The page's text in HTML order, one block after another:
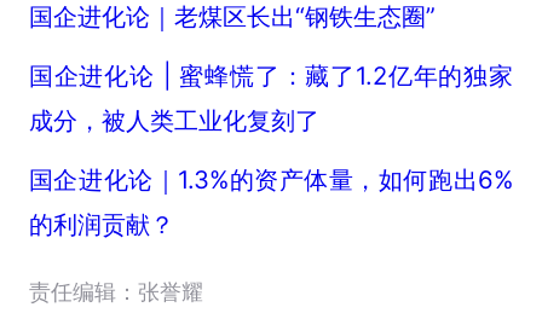
国企进化论｜老煤区长出“钢铁生态圈”
国企进化论 | 蜜蜂慌了：藏了1.2亿年的独家
成分，被人类工业化复刻了
国企进化论｜1.3%的资产体量，如何跑出6%
的利润贡献？
责任编辑：张誉耀